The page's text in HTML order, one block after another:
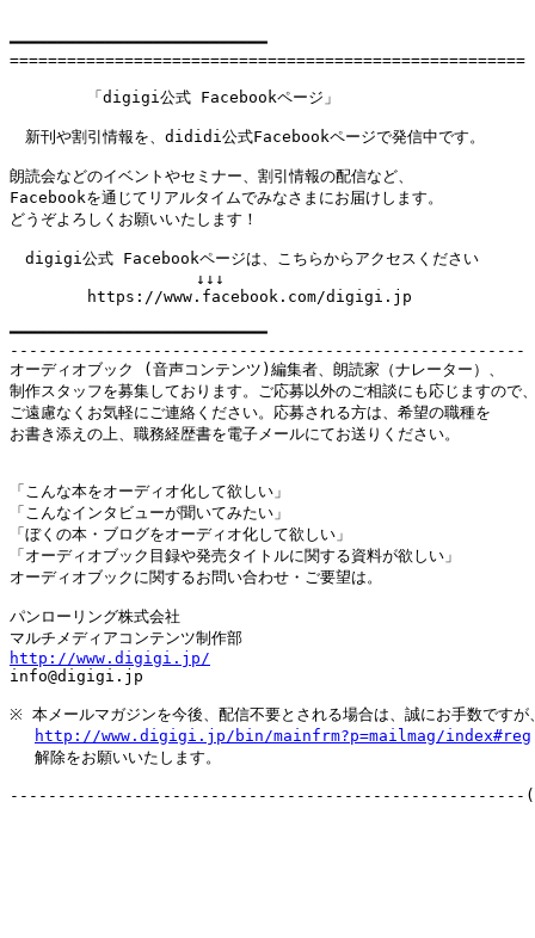
━━━━━━━━━━━━━━━━━━━━━━━━━━━
======================================================
「digigi公式 Facebookページ」
新刊や割引情報を、dididi公式Facebookページで発信中です。
朗読会などのイベントやセミナー、割引情報の配信など、
Facebookを通じてリアルタイムでみなさまにお届けします。
どうぞよろしくお願いいたします！
digigi公式 Facebookページは、こちらからアクセスください
↓↓↓
https://www.facebook.com/digigi.jp
━━━━━━━━━━━━━━━━━━━━━━━━━━━
------------------------------------------------------
オーディオブック (音声コンテンツ)編集者、朗読家（ナレーター）、
制作スタッフを募集しております。ご応募以外のご相談にも応じますので
ご遠慮なくお気軽にご連絡ください。応募される方は、希望の職種を
お書き添えの上、職務経歴書を電子メールにてお送りください。
「こんな本をオーディオ化して欲しい」
「こんなインタビューが聞いてみたい」
「ぼくの本・ブログをオーディオ化して欲しい」
「オーディオブック目録や発売タイトルに関する資料が欲しい」
オーディオブックに関するお問い合わせ・ご要望は。
パンローリング株式会社
http://www.digigi.jp/
info@digigi.jp
※ 本メールマガジンを今後、配信不要とされる場合は、誠にお手数ですが
http://www.digigi.jp/bin/mainfrm?p=mailmag/index#reg
解除をお願いいたします。